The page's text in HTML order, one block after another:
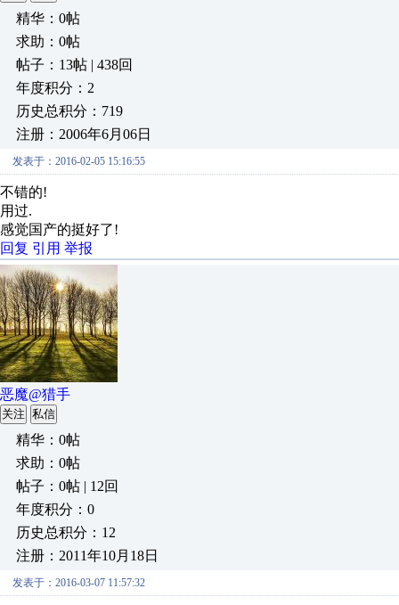
精华：0帖
求助：0帖
帖子：13帖 | 438回
年度积分：2
历史总积分：719
注册：2006年6月06日
发表于：2016-02-05 15:16:55
不错的!
用过.
感觉国产的挺好了!
回复 引用 举报
恶魔@猎手
关注 私信
精华：0帖
求助：0帖
帖子：0帖 | 12回
年度积分：0
历史总积分：12
注册：2011年10月18日
发表于：2016-03-07 11:57:32